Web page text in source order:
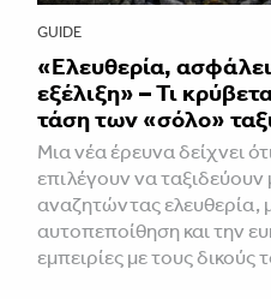
GUIDE
«Ελευθερία,
εξέλιξη» – Τι
τάση των «σόλο»
Μια νέα έρευνα δείχνει
επιλέγουν να ταξιδεύουν
αναζητώντας ελευθερία,
αυτοπεποίθηση και την
εμπειρίες με τους δικούς